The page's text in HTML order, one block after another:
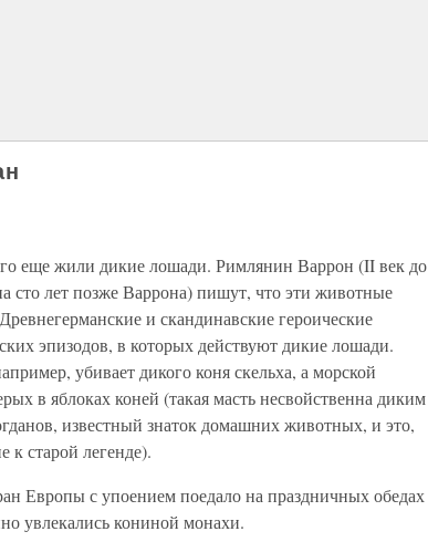
еще жили дикие лошади. Римлянин Варрон (II век до
сто лет позже Варрона) пишут, что эти животные
и скандинавские героические
эпизодов, в которых действуют дикие лошади.
убивает дикого коня скельха, а морской
в яблоках коней (такая масть несвойственна диким
известный знаток домашних животных, и это,
старой легенде).
Европы с упоением поедало на праздничных обедах
увлекались кониной монахи.